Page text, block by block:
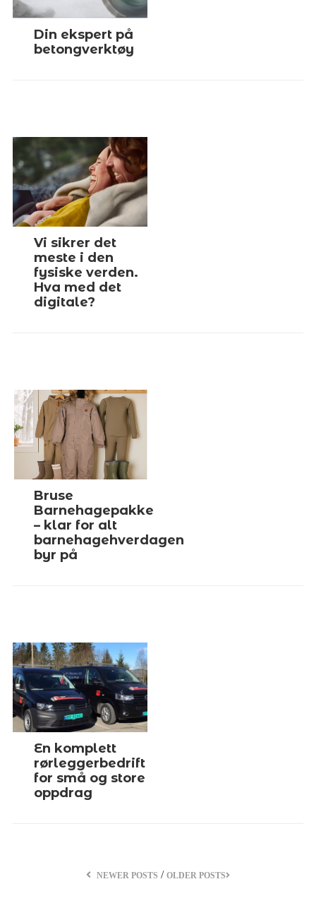
Din ekspert på
betongverktøy
Vi sikrer det
meste i den
fysiske verden.
Hva med det
digitale?
Bruse
Barnehagepakke
– klar for alt
barnehagehverdagen
byr på
En komplett
rørleggerbedrift
for små og store
oppdrag
NEWER POSTS / OLDER POSTS